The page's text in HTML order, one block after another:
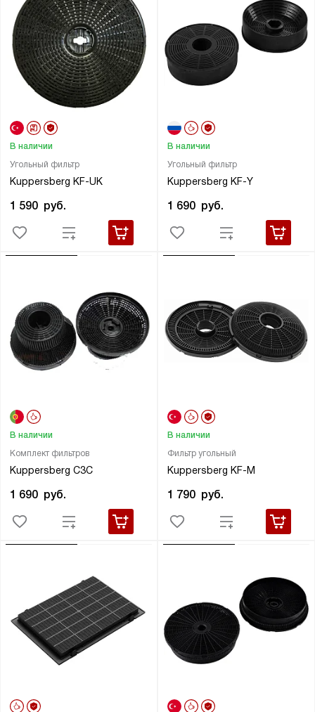
Угольный фильтр
Kuppersberg KF-UK
В наличии
1 590 руб.
Угольный фильтр
Kuppersberg KF-Y
В наличии
1 690 руб.
Комплект фильтров
Kuppersberg С3С
В наличии
1 690 руб.
Фильтр угольный
Kuppersberg KF-M
В наличии
1 790 руб.